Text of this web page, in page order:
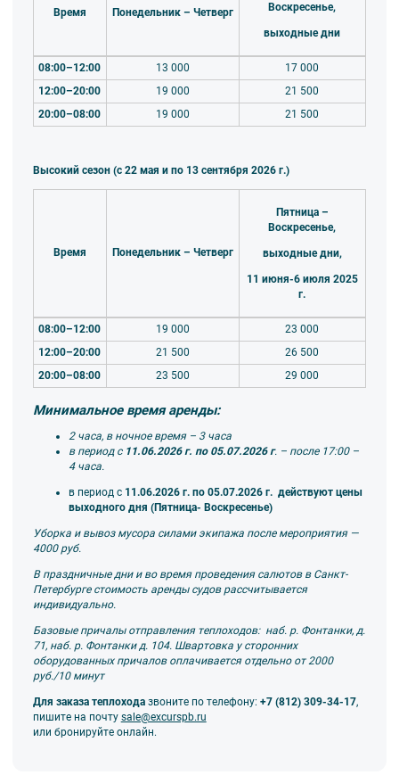
Время Понедельник – Четверг
Воскресенье,
выходные дни
08:00–12:00 13 000
17 000
12:00–20:00
19 000
21 500
20:00–08:00
19 000 21 500
Высокий сезон (с 22 мая и по 13 сентября 2026 г.)
Время Понедельник – Четверг
Пятница –
Воскресенье,
выходные дни,
11 июня-6 июля 2025
г.
08:00–12:00 19 000
23 000
12:00–20:00
21 500
26 500
20:00–08:00
23 500 29 000
Минимальное время аренды:
2 часа, в ночное время – 3 часа
в период с 11.06.2026 г. по 05.07.2026 г. – после 17:00 –
4 часа.
в период с 11.06.2026 г. по 05.07.2026 г. действуют цены
выходного дня (Пятница- Воскресенье)
Уборка и вывоз мусора силами экипажа после мероприятия —
4000 руб.
В праздничные дни и во время проведения салютов в Санкт-
Петербурге стоимость аренды судов рассчитывается
индивидуально.
Базовые причалы отправления теплоходов: наб. р. Фонтанки, д.
71, наб. р. Фонтанки д. 104. Швартовка у сторонних
оборудованных причалов оплачивается отдельно от 2000
руб./10 минут
Для заказа теплоходазвоните по телефону: +7 (812) 309-34-17,
пишите на почту sale@excurspb.ru
или бронируйте онлайн.